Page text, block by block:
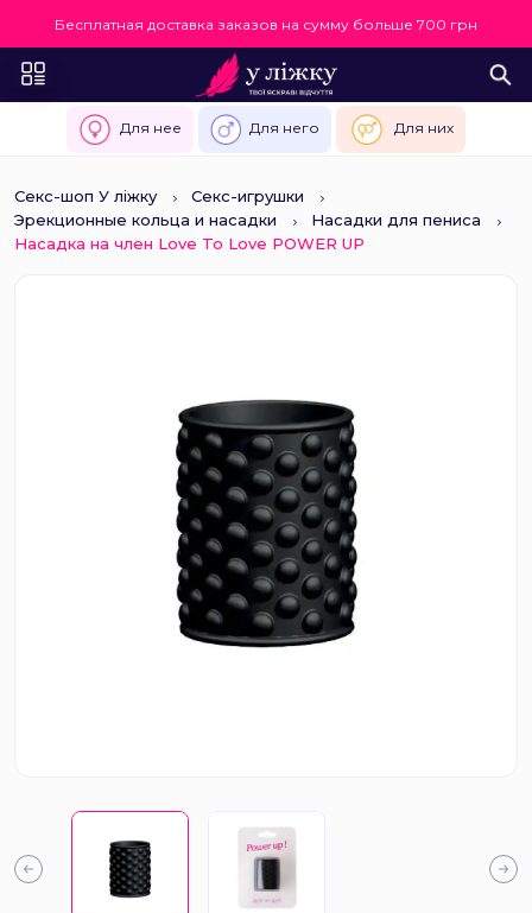
Бесплатная доставка заказов на сумму больше 700 грн
Для нее Для него Для них
Секс-шоп У ліжку
Секс-игрушки
Эрекционные кольца и насадки
Насадки для пениса
Насадка на член Love To Love POWER UP